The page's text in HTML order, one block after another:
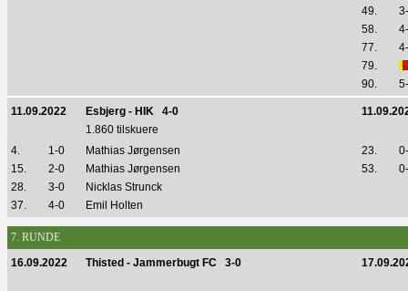
49.
58.
77.
79.
90.
11.09.2022 Esbjerg - HIK 4-0
1.860 tilskuere
4.
1-0 Mathias Jørgensen 23.
15.
2-0 Mathias Jørgensen 53.
28.
3-0
Nicklas Strunck
37.
4-0 Emil Holten
7. RUNDE
16.09.2022
Thisted - Jammerbugt FC 3-0